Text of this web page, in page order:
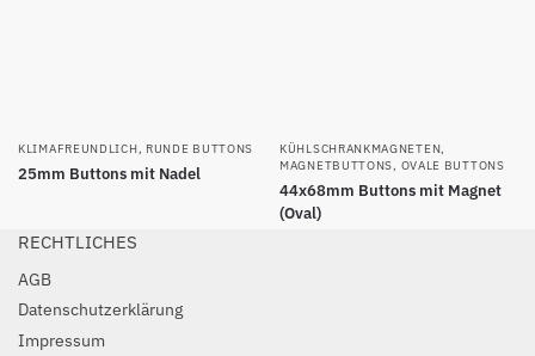
KLIMAFREUNDLICH, RUNDE BUTTONS
25mm Buttons mit Nadel
KÜHLSCHRANKMAGNETEN,
MAGNETBUTTONS, OVALE BUTTONS
44x68mm Buttons mit Magnet
(Oval)
RECHTLICHES
AGB
Datenschutzerklärung
Impressum